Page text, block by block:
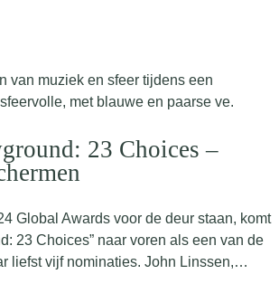
23 Choices –
Global Awards voor de deur staan, komt
23 Choices” naar voren als een van de
liefst vijf nominaties. John Linssen,…